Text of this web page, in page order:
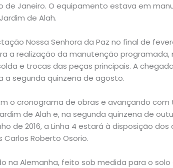
de Janeiro. O equipamento estava em
de Alah.
Nossa Senhora da Paz no final de
a realização da manutenção
e trocas das peças principais. A
a segunda quinzena de agosto.
o cronograma de obras e avançando com
de Alah e, na segunda quinzena de
de 2016, a Linha 4 estará à disposição
Roberto Osorio.
na Alemanha, feito sob medida para o solo